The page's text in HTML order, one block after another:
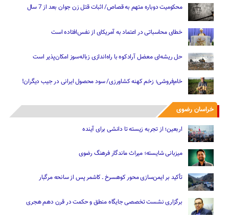
محکومیت دوباره متهم به قصاص/ اثبات قتل زن جوان بعد از 7 سال
خطای محاسباتی در اعتماد به آمریکای از نفس‌افتاده است
حل ریشه‌ای معضل آرادکوه با راه‌اندازی زباله‌سوز امکان‌پذیر است
خام‌فروشی؛ زخم کهنه کشاورزی/ سود محصول ایرانی در جیب دیگران!
خراسان رضوی
اربعین؛ از تجربه زیسته تا دانشی برای آینده
میزبانی شایسته؛ میراث ماندگار فرهنگ رضوی
تأکید بر ایمن‌سازی محور کوهسرخ ـ کاشمر پس از سانحه مرگبار
برگزاری نشست تخصصی جایگاه منطق و حکمت در قرن دهم هجری